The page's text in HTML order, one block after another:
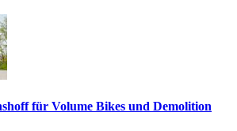
für Volume Bikes und Demolition